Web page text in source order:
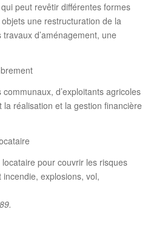
peut revêtir différentes formes
une restructuration de la
d’aménagement, une
d’exploitants agricoles
réalisation et la gestion financière
pour couvrir les risques
explosions, vol,